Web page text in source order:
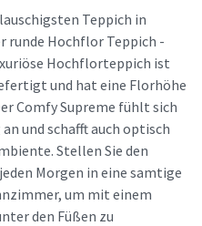
Teppich in
runde Hochflor Teppich -
Hochflorteppich ist
und hat eine Florhöhe
Comfy Supreme fühlt sich
und schafft auch optisch
Stellen Sie den
Morgen in eine samtige
um mit einem
den Füßen zu